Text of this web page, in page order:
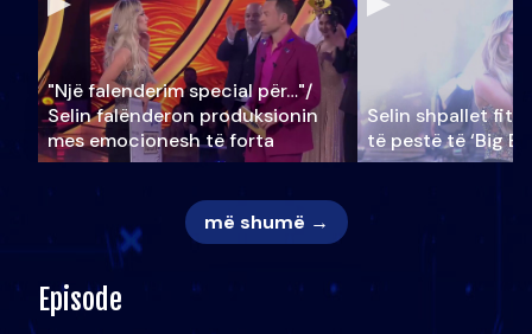
"Një falenderim special për…"/
Selin falënderon produksionin
mes emocionesh të forta
Selin shpallet
të pestë të ‘Big
më shumë →
Episode